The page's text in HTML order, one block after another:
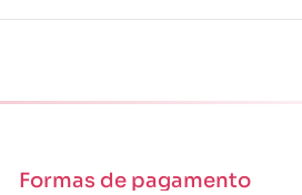
Formas de pagamento